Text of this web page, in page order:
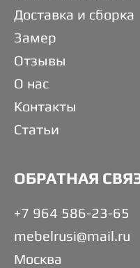
Доставка и сборка
Замер
Отзывы
О нас
Контакты
Статьи
ОБРАТНАЯ
+7 964 586-23-65
mebelrusi@mail.ru
Москва